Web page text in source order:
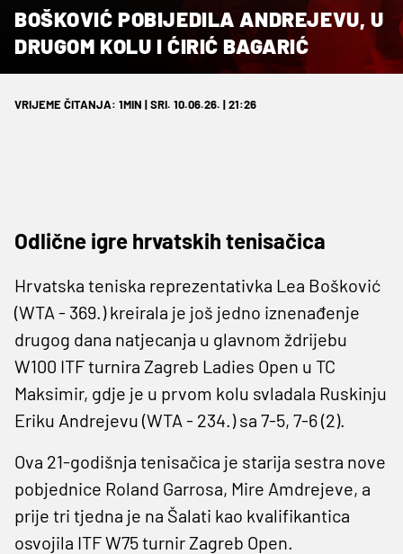
BOŠKOVIĆ POBIJEDILA ANDREJEVU, U
DRUGOM KOLU I ĆIRIĆ BAGARIĆ
VRIJEME ČITANJA: 1MIN | SRI. 10.06.26. | 21:26
Odlične igre hrvatskih tenisačica
Hrvatska teniska reprezentativka Lea Bošković
(WTA - 369.) kreirala je još jedno iznenađenje
drugog dana natjecanja u glavnom ždrijebu
W100 ITF turnira Zagreb Ladies Open u TC
Maksimir, gdje je u prvom kolu svladala Ruskinju
Eriku Andrejevu (WTA - 234.) sa 7-5, 7-6 (2).
Ova 21-godišnja tenisačica je starija sestra nove
pobjednice Roland Garrosa, Mire Amdrejeve, a
prije tri tjedna je na Šalati kao kvalifikantica
osvojila ITF W75 turnir Zagreb Open.